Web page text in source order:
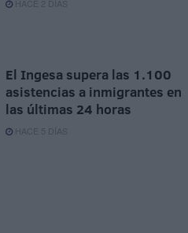
HACE 2 DÍAS
El Ingesa supera las 1.100
asistencias a inmigrantes en
las últimas 24 horas
HACE 5 DÍAS